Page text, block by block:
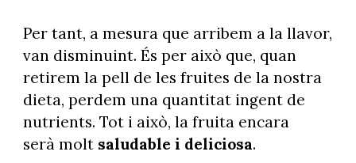
Per tant, a mesura que arribem a la llavor,
van disminuint. És per això que, quan
retirem la pell de les fruites de la nostra
dieta, perdem una quantitat ingent de
nutrients. Tot i això, la fruita encara
serà molt saludable i deliciosa.